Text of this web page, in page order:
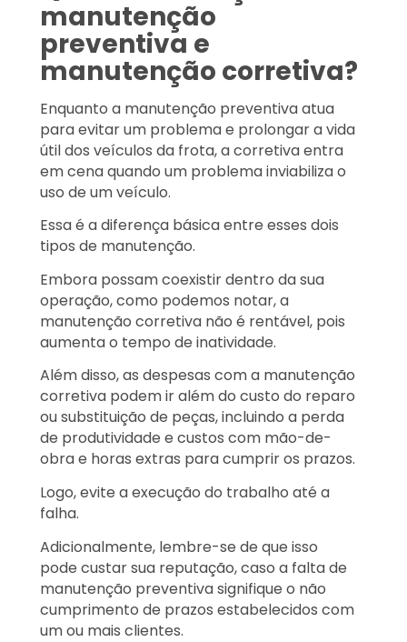
manutenção
preventiva e
manutenção corretiva?
Enquanto a manutenção preventiva atua
para evitar um problema e prolongar a vida
útil dos veículos da frota, a corretiva entra
em cena quando um problema inviabiliza o
uso de um veículo.
Essa é a diferença básica entre esses dois
tipos de manutenção.
Embora possam coexistir dentro da sua
operação, como podemos notar, a
manutenção corretiva não é rentável, pois
aumenta o tempo de inatividade.
Além disso, as despesas com a manutenção
corretiva podem ir além do custo do reparo
ou substituição de peças, incluindo a perda
de produtividade e custos com mão-de-
obra e horas extras para cumprir os prazos.
Logo, evite a execução do trabalho até a
falha.
Adicionalmente, lembre-se de que isso
pode custar sua reputação, caso a falta de
manutenção preventiva signifique o não
cumprimento de prazos estabelecidos com
um ou mais clientes.